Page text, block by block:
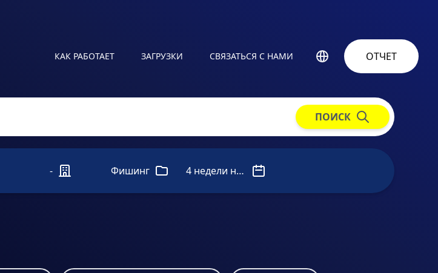
КАК РАБОТАЕТ ЗАГРУЗКИ СВЯЗАТЬСЯ С НАМИ ОТЧЕТ
ПОИСК
- Фишинг 4 недели назад